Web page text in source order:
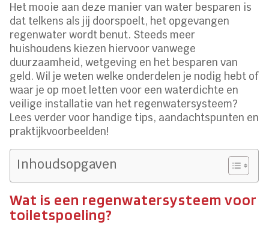
Het mooie aan deze manier van water besparen is
dat telkens als jij doorspoelt, het opgevangen
regenwater wordt benut. Steeds meer
huishoudens kiezen hiervoor vanwege
duurzaamheid, wetgeving en het besparen van
geld. Wil je weten welke onderdelen je nodig hebt of
waar je op moet letten voor een waterdichte en
veilige installatie van het regenwatersysteem?
Lees verder voor handige tips, aandachtspunten en
praktijkvoorbeelden!
Inhoudsopgaven
Wat is een regenwatersysteem voor
toiletspoeling?